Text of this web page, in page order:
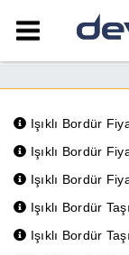
Işıklı Bordür
Işıklı Bordür
Işıklı Bordür
Işıklı Bordür
Işıklı Bordür